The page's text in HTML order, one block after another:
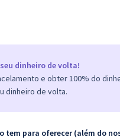
dinheiro de volta!
e obter 100% do
dinheiro de volta.
tem para oferecer (além do